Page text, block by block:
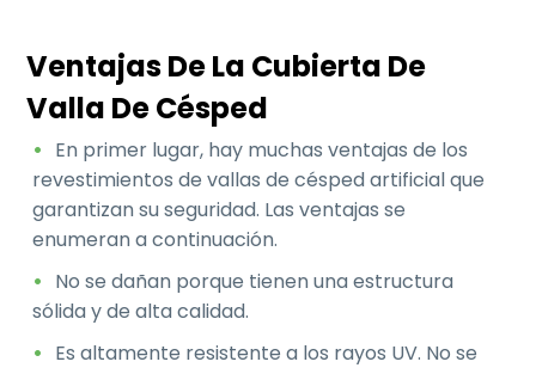
Ventajas De La Cubierta De
Valla De Césped
En primer lugar, hay muchas ventajas de los
revestimientos de vallas de césped artificial que
garantizan su seguridad. Las ventajas se
enumeran a continuación.
No se dañan porque tienen una estructura
sólida y de alta calidad.
Es altamente resistente a los rayos UV. No se